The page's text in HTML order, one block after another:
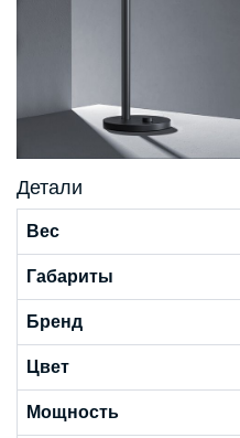
Детали
Вес
Габариты
Бренд
Цвет
Мощность